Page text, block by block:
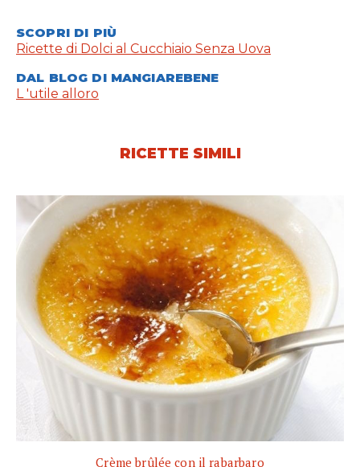
SCOPRI DI PIÙ
Ricette di Dolci al Cucchiaio Senza Uova
DAL BLOG DI MANGIAREBENE
L 'utile alloro
RICETTE SIMILI
Crème brûlée con il rabarbaro